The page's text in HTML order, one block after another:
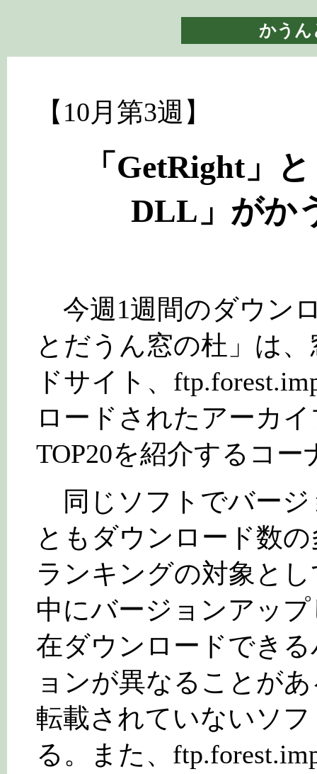
かうん
【10月第3週】
「GetRight」
DLL」がか
今週1週間のダウン
とだうん窓の杜」は
ドサイト、
ロードされたアーカ
TOP20を紹介するコー
同じソフトでバージ
ともダウンロード数
ランキングの対象と
中にバージョンアッ
在ダウンロードでき
ョンが異なることがあ
転載されていないソ
る。また、